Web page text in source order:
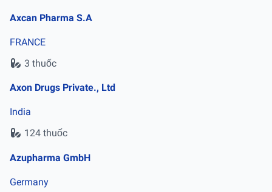
Axcan Pharma S.A
FRANCE
3 thuốc
Axon Drugs Private., Ltd
India
124 thuốc
Azupharma GmbH
Germany